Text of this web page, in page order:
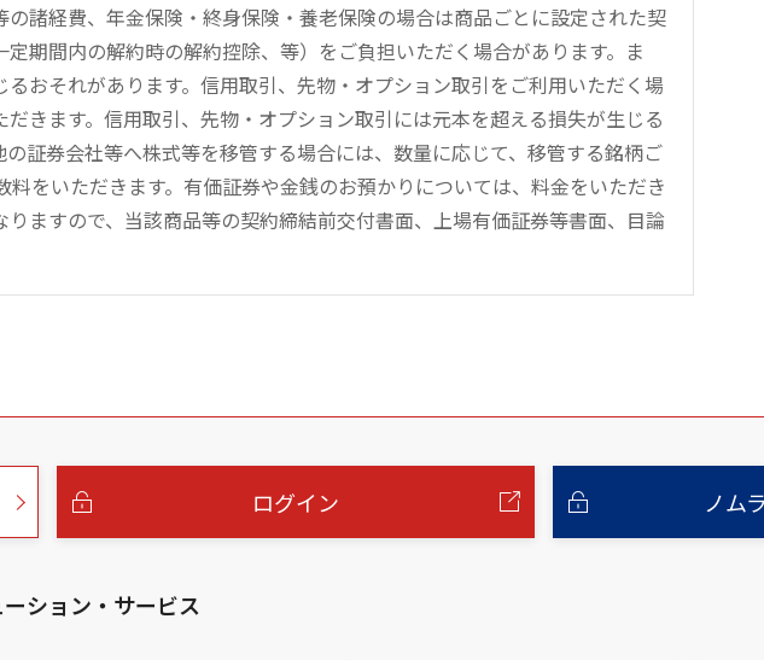
諸経費、年金保険・終身保険・養老保険の場合は商品ごとに設定された契
期間内の解約時の解約控除、等）をご負担いただく場合があります。ま
おそれがあります。信用取引、先物・オプション取引をご利用いただく場
きます。信用取引、先物・オプション取引には元本を超える損失が生じる
証券会社等へ株式等を移管する場合には、数量に応じて、移管する銘柄ご
をいただきます。有価証券や金銭のお預かりについては、料金をいただき
ますので、当該商品等の契約締結前交付書面、上場有価証券等書面、目論
ログイン ノム
ション・サービス